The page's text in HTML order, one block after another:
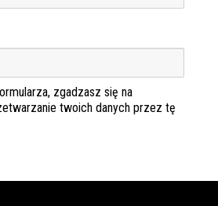
zgadzasz się na
twoich danych przez tę